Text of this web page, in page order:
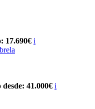
17.690€ i
41.000€ i